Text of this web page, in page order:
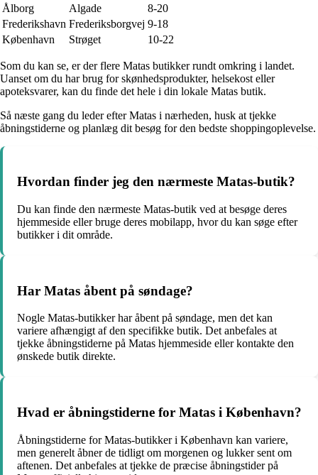
Ålborg
Algade
8-20
Frederikshavn Frederiksborgvej 9-18
København
Strøget 10-22
Som du kan se, er der flere Matas butikker rundt omkring i landet.
Uanset om du har brug for skønhedsprodukter, helsekost eller
apoteksvarer, kan du finde det hele i din lokale Matas butik.
Så næste gang du leder efter Matas i nærheden, husk at tjekke
åbningstiderne og planlæg dit besøg for den bedste shoppingoplevelse.
Hvordan finder jeg den nærmeste Matas-butik?
Du kan finde den nærmeste Matas-butik ved at besøge deres
hjemmeside eller bruge deres mobilapp, hvor du kan søge efter
butikker i dit område.
Har Matas åbent på søndage?
Nogle Matas-butikker har åbent på søndage, men det kan
variere afhængigt af den specifikke butik. Det anbefales at
tjekke åbningstiderne på Matas hjemmeside eller kontakte den
ønskede butik direkte.
Hvad er åbningstiderne for Matas i København?
Åbningstiderne for Matas-butikker i København kan variere,
men generelt åbner de tidligt om morgenen og lukker sent om
aftenen. Det anbefales at tjekke de præcise åbningstider på